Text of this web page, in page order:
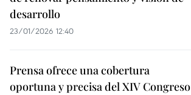
desarrollo
23/01/2026 12:40
Prensa ofrece una cobertura
oportuna y precisa del XIV Congreso